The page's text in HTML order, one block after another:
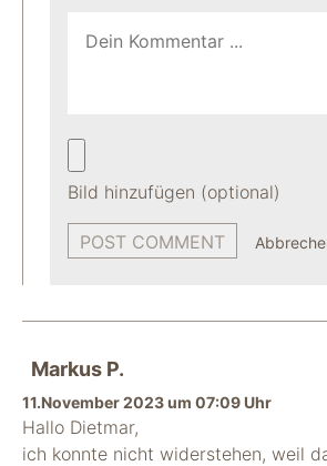
Bild hinzufügen (optional)
Markus P.
11.November 2023 um 07:09 Uhr
Hallo Dietmar,
ich konnte nicht widerstehen, weil